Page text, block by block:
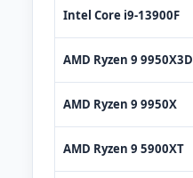
Intel Core i9-13900F
AMD Ryzen 9 9950X3D
AMD Ryzen 9 9950X
AMD Ryzen 9 5900XT